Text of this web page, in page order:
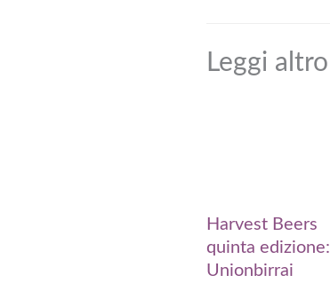
Leggi altro
Harvest Beers
quinta edizione:
Unionbirrai